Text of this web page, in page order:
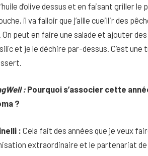
d’olive dessus et en faisant griller le
il va falloir que j’aille cueillir des
On peut en faire une salade et ajouter
et je le déchire par-dessus. C’est
: Pourquoi s’associer cette
?
:Cela fait des années que je veux
extraordinaire et le partenariat